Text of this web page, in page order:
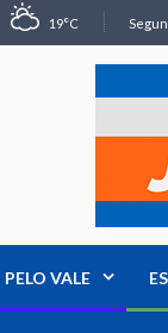
19°C
PELO VALE